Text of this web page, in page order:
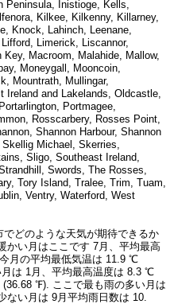
Peninsula, Inistioge, Kells,
Kilkee, Kilkenny, Killarney,
Knock, Lahinch, Leenane,
Limerick, Liscannor,
Macroom, Malahide, Mallow,
Moneygall, Mooncoin,
Mountrath, Mullingar,
Ireland and Lakelands, Oldcastle,
Portmagee,
Rosscarbery, Rosses Point,
Shannon Harbour, Shannon
Michael, Skerries,
Sligo, Southeast Ireland,
Swords, The Rosses,
Tory Island, Tralee, Trim, Tuam,
Ventry, Waterford, West
どのような天気が期待できるか
かい月はここです 7月、平均最高
月の平均最低気温は 11.9 ℃
は 1月、平均最高温度は 8.3 ℃
℉). ここで最も雨の多い月は
ない月は 9月平均雨日数は 10.